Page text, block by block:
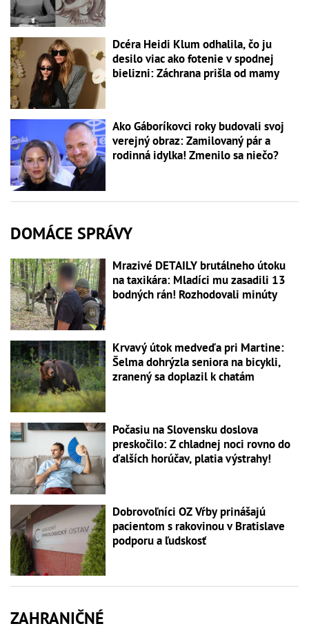
Dcéra Heidi Klum odhalila, čo ju
desilo viac ako fotenie v spodnej
bielizni: Záchrana prišla od mamy
Ako Gáboríkovci roky budovali svoj
verejný obraz: Zamilovaný pár a
rodinná idylka! Zmenilo sa niečo?
DOMÁCE SPRÁVY
Mrazivé DETAILY brutálneho útoku
na taxikára: Mladíci mu zasadili 13
bodných rán! Rozhodovali minúty
Krvavý útok medveďa pri Martine:
Šelma dohrýzla seniora na bicykli,
zranený sa doplazil k chatám
Počasiu na Slovensku doslova
preskočilo: Z chladnej noci rovno do
ďalších horúčav, platia výstrahy!
Dobrovoľníci OZ Vŕby prinášajú
pacientom s rakovinou v Bratislave
podporu a ľudskosť
ZAHRANIČNÉ